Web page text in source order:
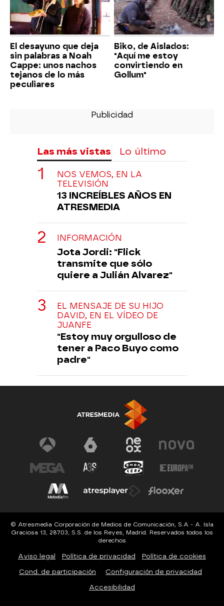
El desayuno que deja
sin palabras a Noah
Cappe: unos nachos
tejanos de lo más
peculiares
Biko, de Aislados:
"Aquí me estoy
convirtiendo en
Gollum"
Las más vistas Lo último
NOS VEMOS, EN LA
TELEVISIÓN
13 INCREÍBLES AÑOS EN
ATRESMEDIA
INFORMACIÓN
Jota Jordi: "Flick
transmite que sólo
quiere a Julián Alvarez"
EL MENSAJE DE SU HIJO
DAVID, EN EL VÍDEO DE
JUANFE
"Estoy muy orgulloso de
tener a Paco Buyo como
padre"
© Atresmedia Corporación de Medios de Comunicación, S.A - A. Isla
Graciosa 13, 28703, S.S. de los Reyes, Madrid. Reservados todos los
derechos
Aviso legal Política de privacidad Política de cookies
Cond. de participación Configuración de privacidad
Accesibilidad